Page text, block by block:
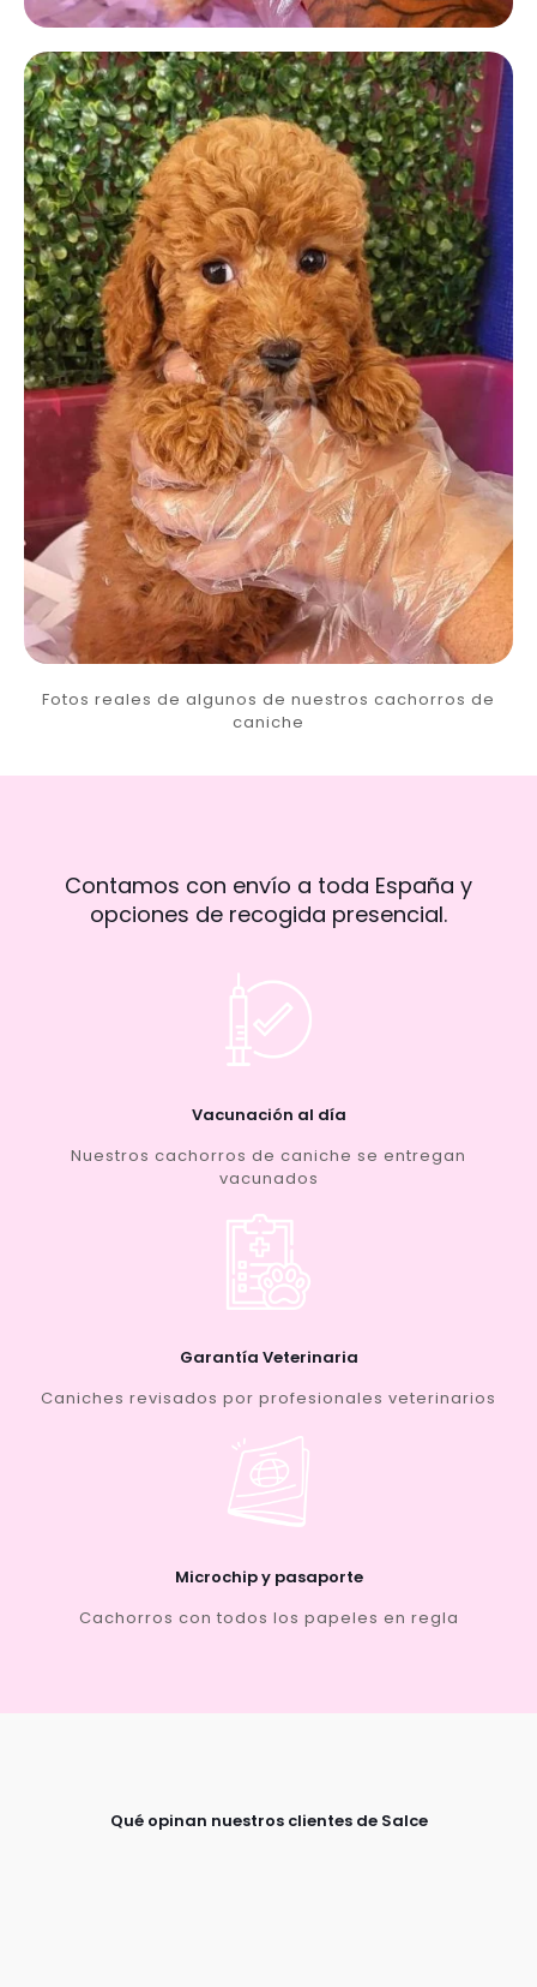
Fotos reales de algunos de nuestros cachorros de
caniche
Contamos con envío a toda España y
opciones de recogida presencial.
Vacunación al día
Nuestros cachorros de caniche se entregan
vacunados
Garantía Veterinaria
Caniches revisados por profesionales veterinarios
Microchip y pasaporte
Cachorros con todos los papeles en regla
Qué opinan nuestros clientes de Salce